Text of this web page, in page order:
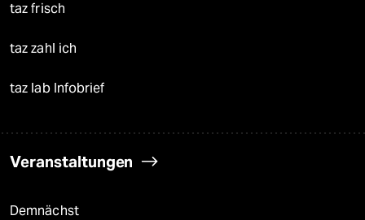
taz frisch
taz zahl ich
taz lab Infobrief
Veranstaltungen
Demnächst